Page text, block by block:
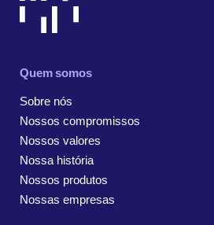
Quem somos
Sobre nós
Nossos compromissos
Nossos valores
Nossa história
Nossos produtos
Nossas empresas